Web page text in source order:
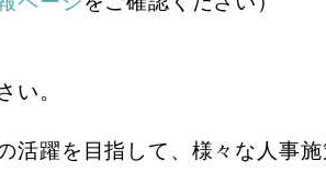
い。
活躍を目指して、様々な人事施